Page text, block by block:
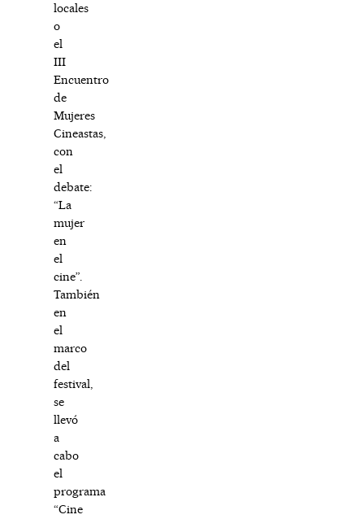
locales
o
el
III
Encuentro
de
Mujeres
Cineastas,
con
el
debate:
“La
mujer
en
el
cine”.
También
en
el
marco
del
festival,
se
llevó
a
cabo
el
programa
“Cine